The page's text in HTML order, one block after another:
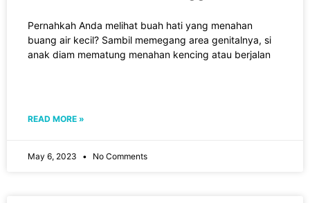
Pernahkah Anda melihat buah hati yang menahan
buang air kecil? Sambil memegang area genitalnya, si
anak diam mematung menahan kencing atau berjalan
READ MORE »
May 6, 2023 No Comments